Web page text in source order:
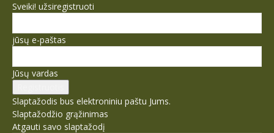
Sveiki! užsiregistruoti
jūsų e-paštas
Jūsų vardas
Slaptažodis bus elektroniniu paštu Jums.
Slaptažodžio grąžinimas
Atgauti savo slaptažodį